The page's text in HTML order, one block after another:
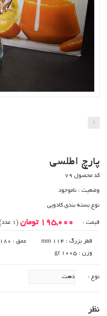
پارچ اطلسی
کد محصول 79
وضعیت : ناموجود
نوع بسته بندی کادویی
قیمت : 195,000 تومان (1 عدد)
قطر بزرگ : mm 114 عمق : mm 180
وزن : gr 1005
نوع :
نظر